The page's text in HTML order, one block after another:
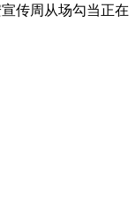
传周从场勾当正在